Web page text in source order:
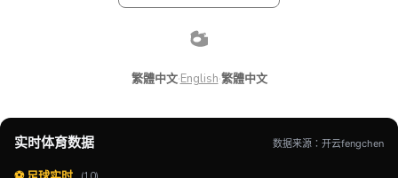
繁體中文·English·繁體中文
实时体育数据 数据来源：开云fengchen